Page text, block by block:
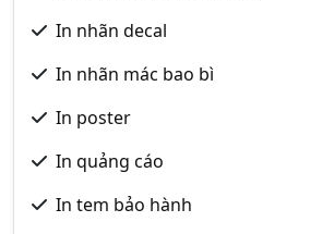
In nhãn decal
In nhãn mác bao bì
In poster
In quảng cáo
In tem bảo hành